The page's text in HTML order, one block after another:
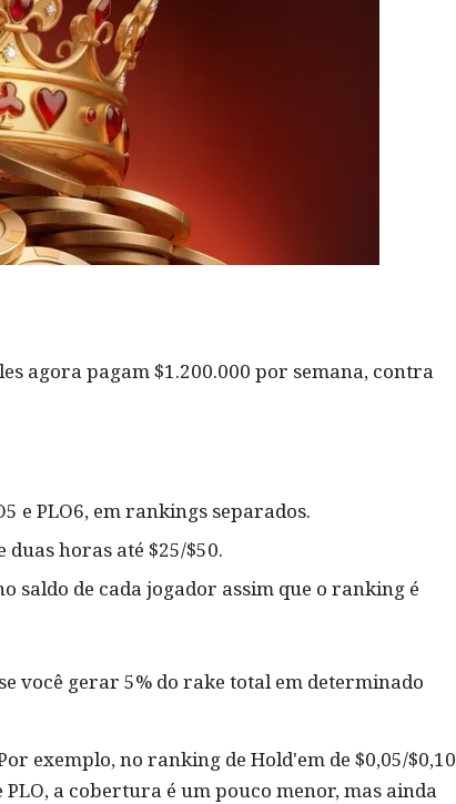
agora pagam $1.200.000 por semana, contra
e PLO6, em rankings separados.
duas horas até $25/$50.
saldo de cada jogador assim que o ranking é
você gerar 5% do rake total em determinado
exemplo, no ranking de Hold'em de $0,05/$0,10
PLO, a cobertura é um pouco menor, mas ainda